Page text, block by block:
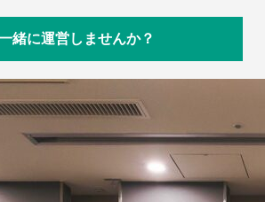
緒に運営しませんか？